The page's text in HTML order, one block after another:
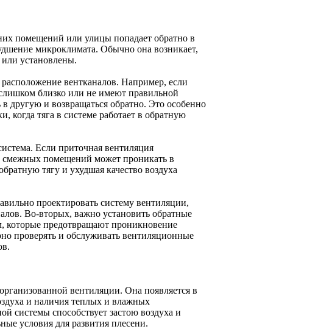
помещений или улицы попадает обратно в
микроклимата. Обычно она возникает,
установлены.
вентканалов. Например, если
близко или не имеют правильной
другую и возвращаться обратно. Это особенно
когда тяга в системе работает в обратную
Если приточная вентиляция
смежных помещений может проникать в
тягу и ухудшая качество воздуха
проектировать систему вентиляции,
Во-вторых, важно установить обратные
которые предотвращают проникновение
проверять и обслуживать вентиляционные
вентиляции. Она появляется в
и наличия теплых и влажных
системы способствует застою воздуха и
условия для развития плесени.